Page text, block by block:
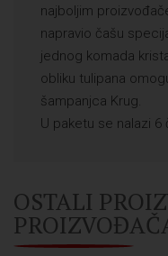
najboljim
napravio čašu
jednog komada
obliku tulipana
šampanjca Krug.
U paketu se nalazi 6
OSTALI